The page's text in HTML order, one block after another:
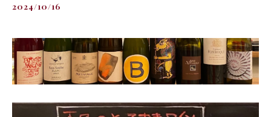
2024/10/16